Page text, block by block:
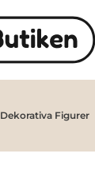
Dekorativa Figurer